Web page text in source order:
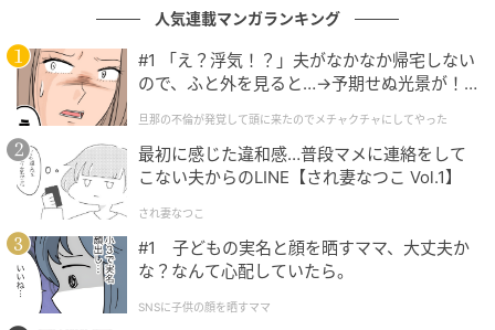
音々の気持ちを心から理解することはできない。た
だ、音々の姿を見て、昔、実家で飼っていたゴールデ
ン・レトリバーを亡くしたときのことを思い出した。
その子は病気で亡くなったのだが、3年以上はペットロ
スが続き、母親はもう二度と犬を飼うことはないと言
っていた。
それが我が子だったとしたら、2年経ったぐらいで心に
空いた穴が埋まるはずがなく、もしも同じ姿形をした
ヒューマノイドと一緒に暮らせるのであれば喜んで迎
え入れるだろうと、音々の心情を想像した。
人気連載マンガランキング
#1 「え？浮気！？」夫がなかなか帰宅しない
ので、ふと外を見ると…→予期せぬ光景が！
クチャにしてやった
旦那の不倫が発覚して頭に来たのでメチャクチャにしてやった
最初に感じた違和感…普段マメに連絡をして
こない夫からのLINE【され妻なつこ Vol.1】
され妻なつこ
#1 子どもの実名と顔を晒すママ、大丈夫か
な？なんて心配していたら。
SNSに子供の顔を晒すママ